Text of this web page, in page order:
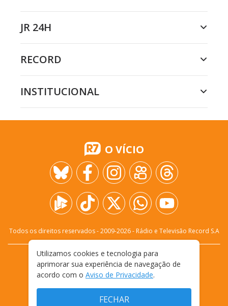
JR 24H
RECORD
INSTITUCIONAL
O VÍCIO
Todos os direitos reservados - 2009-2026- Rádio e Televisão Record S.A
FALE CONOSCO
PRIVACIDADE
TERMOS E CONDIÇÕES DE USO
Utilizamos cookies e tecnologia para
aprimorar sua experiência de navegação de
acordo com o Aviso de Privacidade.
FECHAR